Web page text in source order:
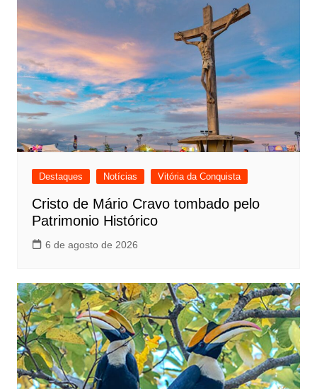
Destaques Notícias Vitória da Conquista
Cristo de Mário Cravo tombado pelo
Patrimonio Histórico
6 de agosto de 2026